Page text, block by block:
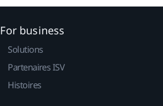
For business
Solutions
Partenaires ISV
Histoires